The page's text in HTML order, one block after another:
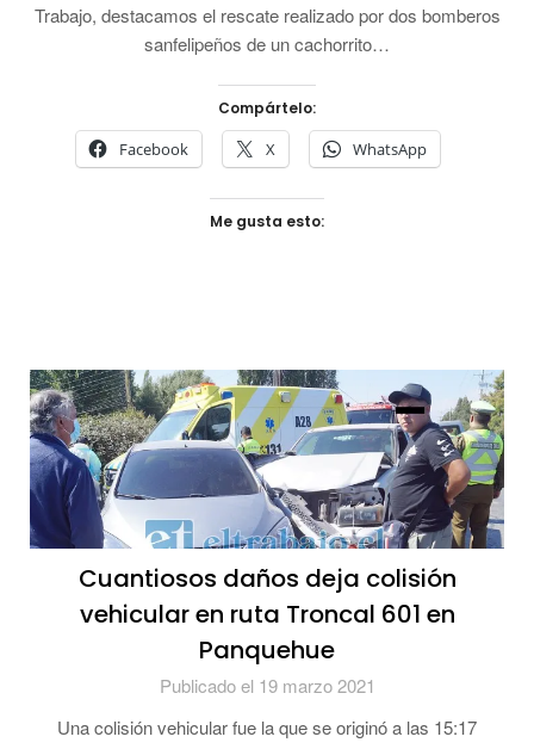
Trabajo, destacamos el rescate realizado por dos bomberos
sanfelipeños de un cachorrito…
Compártelo:
Facebook X WhatsApp
Me gusta esto:
Cuantiosos daños deja colisión
vehicular en ruta Troncal 601 en
Panquehue
Publicado el 19 marzo 2021
Una colisión vehicular fue la que se originó a las 15:17